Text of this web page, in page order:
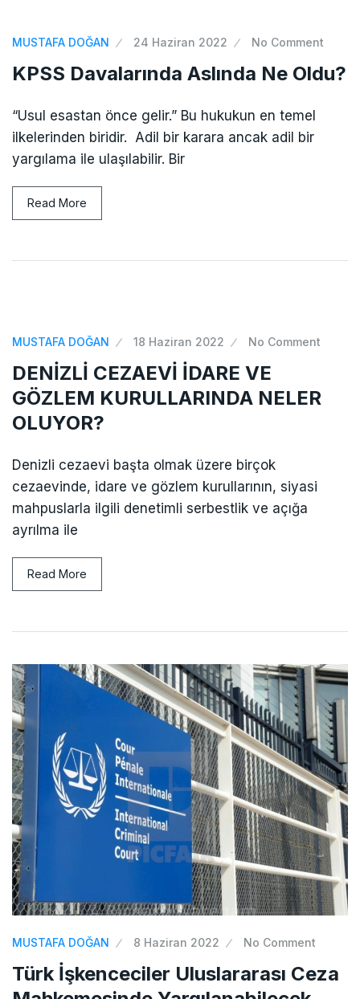
MUSTAFA DOĞAN 24 Haziran 2022 No Comment
KPSS Davalarında Aslında Ne Oldu?
“Usul esastan önce gelir.” Bu hukukun en temel
ilkelerinden biridir. Adil bir karara ancak adil bir
yargılama ile ulaşılabilir. Bir
Read More
MUSTAFA DOĞAN 18 Haziran 2022 No Comment
DENİZLİ CEZAEVİ İDARE VE
GÖZLEM KURULLARINDA NELER
OLUYOR?
Denizli cezaevi başta olmak üzere birçok
cezaevinde, idare ve gözlem kurullarının, siyasi
mahpuslarla ilgili denetimli serbestlik ve açığa
ayrılma ile
Read More
MUSTAFA DOĞAN 8 Haziran 2022 No Comment
Türk İşkenceciler Uluslararası Ceza